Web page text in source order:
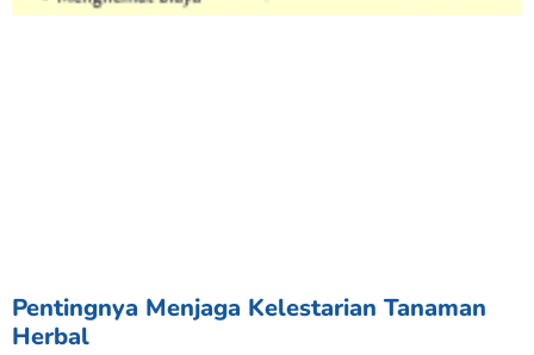
Pentingnya Menjaga Kelestarian Tanaman
Herbal